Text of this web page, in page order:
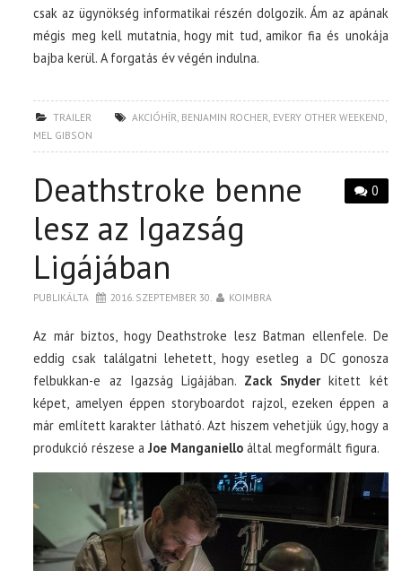
csak az ügynökség informatikai részén dolgozik. Ám az apának
mégis meg kell mutatnia, hogy mit tud, amikor fia és unokája
bajba kerül. A forgatás év végén indulna.
TRAILER AKCIÓHÍR, BENJAMIN ROCHER, EVERY OTHER WEEKEND,
MEL GIBSON
0
Deathstroke benne
lesz az Igazság
Ligájában
PUBLIKÁLTA 2016. SZEPTEMBER 30. KOIMBRA
Az már biztos, hogy Deathstroke lesz Batman ellenfele. De
eddig csak találgatni lehetett, hogy esetleg a DC gonosza
felbukkan-e az Igazság Ligájában. Zack Snyderkitett két
képet, amelyen éppen storyboardot rajzol, ezeken éppen a
már említett karakter látható. Azt hiszem vehetjük úgy, hogy a
produkció részese a Joe Manganiello által megformált figura.